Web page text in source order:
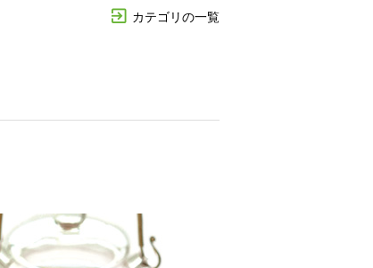
カテゴリの一覧